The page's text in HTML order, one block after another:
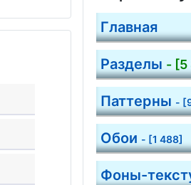
Главная
Разделы - [5
Паттерны -
Обои - [1 488]
Фоны-